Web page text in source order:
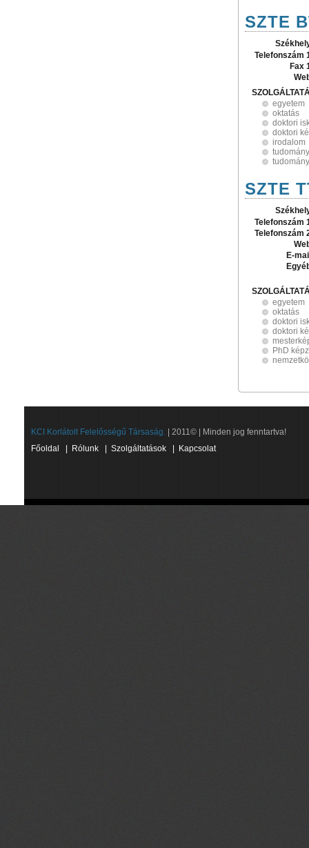
SZTE
Telefonszám
Fax
egyetem
oktatás
doktori
doktori
irodalom
tudomány
SZTE
Telefonszám
Telefonszám
E-
egyetem
oktatás
doktori
doktori
PhD
KCI Korlátolt Felelősségű Társaság. | 2011© | Minden jog fenntartva!
Főoldal
Rólunk Szolgáltatások Kapcsolat